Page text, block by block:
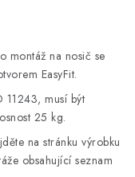
montáž na nosič se
EasyFit.
11243, musí být
25 kg.
na stránku výrobku
obsahující seznam